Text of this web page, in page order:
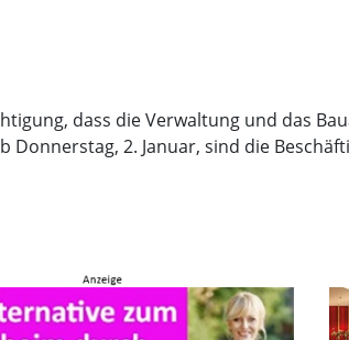
dass die Verwaltung und das
Donnerstag, 2. Januar, sind die